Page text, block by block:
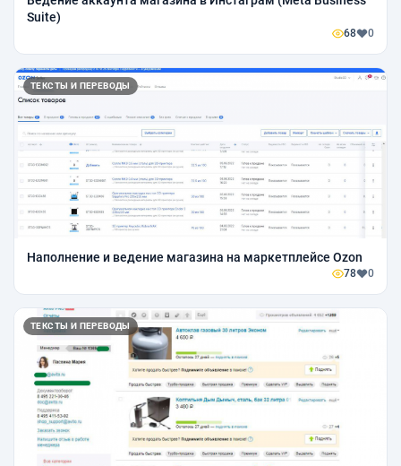
Suite)
68 0
ТЕКСТЫ И ПЕРЕВОДЫ
Наполнение и ведение магазина на маркетплейсе Ozon
78 0
ТЕКСТЫ И ПЕРЕВОДЫ